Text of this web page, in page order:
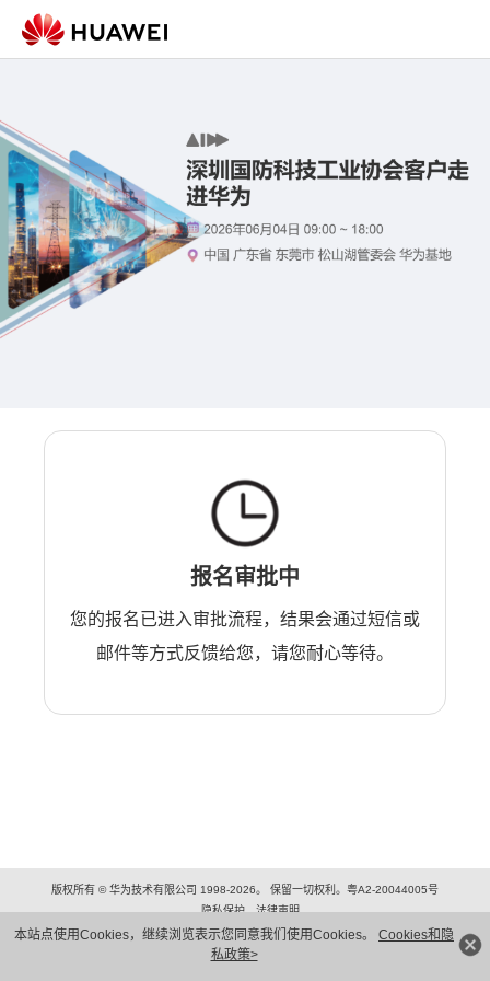
本站点使用Cookies，继续浏览表示您同意我们使用Cookies。 Cookies和隐
私政策>
报名审批中
您的报名已进入审批流程，结果会通过短信或
邮件等方式反馈给您，请您耐心等待。
版权所有 © 华为技术有限公司 1998-2026。 保留一切权利。粤A2-20044005号
隐私保护
法律声明